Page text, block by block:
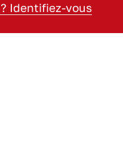
Identifiez-vous